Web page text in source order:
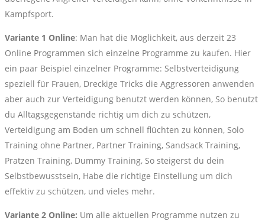
Kampfsport.
Variante 1 Online: Man hat die Möglichkeit, aus derzeit 23
Online Programmen sich einzelne Programme zu kaufen. Hier
ein paar Beispiel einzelner Programme: Selbstverteidigung
speziell für Frauen, Dreckige Tricks die Aggressoren anwenden
aber auch zur Verteidigung benutzt werden können, So benutzt
du Alltagsgegenstände richtig um dich zu schützen,
Verteidigung am Boden um schnell flüchten zu können, Solo
Training ohne Partner, Partner Training, Sandsack Training,
Pratzen Training, Dummy Training, So steigerst du dein
Selbstbewusstsein, Habe die richtige Einstellung um dich
effektiv zu schützen, und vieles mehr.
Variante 2 Online: Um alle aktuellen Programme nutzen zu